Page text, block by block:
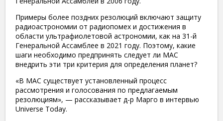
Примеры более поздних резолюций включают защиту
радиоастрономии от радиопомех и достижения в
области ультрафиолетовой астрономии, как на 31-й
Генеральной Ассамблее в 2021 году. Поэтому, какие
шаги необходимо предпринять следует ли МАС
внедрить эти три критерия для определения планет?
«В МАС существует установленный процесс
рассмотрения и голосования по предлагаемым
резолюциям», — рассказывает д-р Марго в интервью
Universe Today.